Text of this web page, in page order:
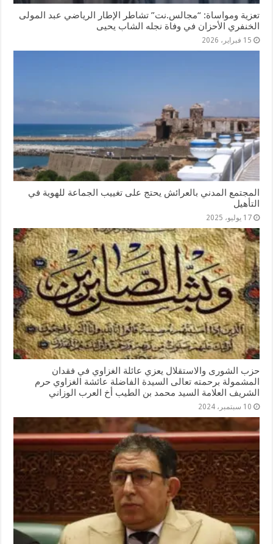
تعزية ومواساة: “مجالس.نت” تشاطر الإطار الرياضي عبد المولى
الخنفري الأحزان في وفاة نجله الشاب يحيى
15 فبراير، 2026
المجتمع المدني بالعرائش يحتج على تغييب الجماعة للهوية في
التأهيل
17 يوليو، 2025
حزب الشورى والاستقلال يعزي عائلة الغزاوي في فقدان
المشمولة برحمته تعالى السيدة الفاضلة عائشة الغزاوي حرم
الشريف العلامة السيد محمد بن الطيب أخ العرب الوزاني
10 سبتمبر، 2024